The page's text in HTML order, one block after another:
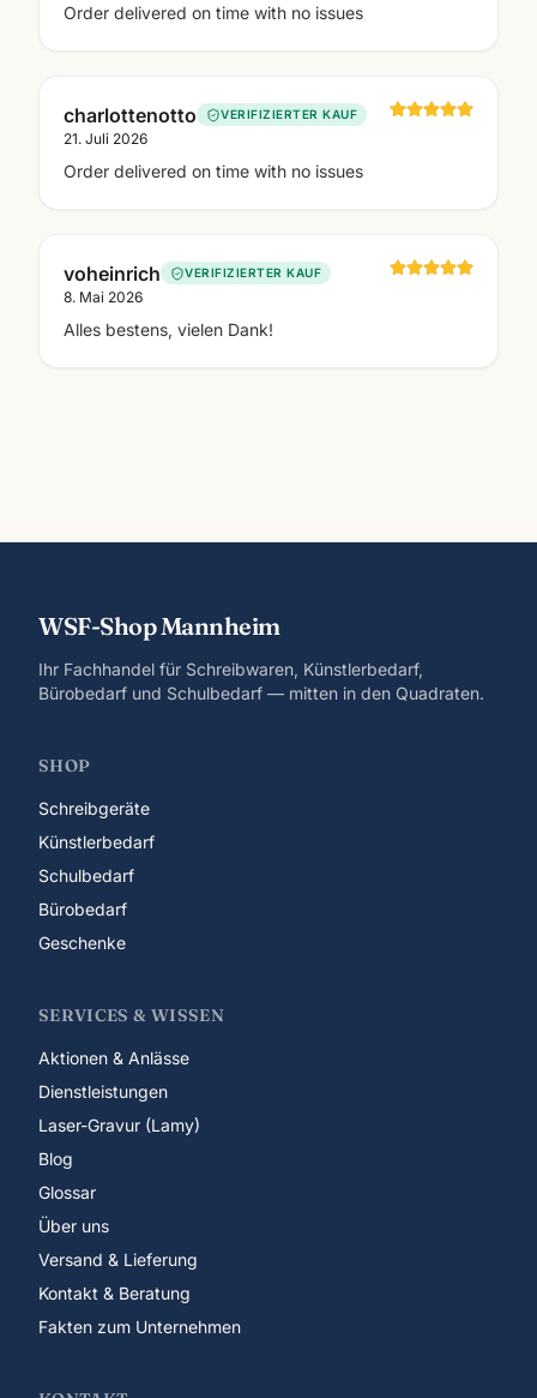
Order delivered on time with no issues
charlottenotto VERIFIZIERTER KAUF
21. Juli 2026
Order delivered on time with no issues
voheinrich VERIFIZIERTER KAUF
8. Mai 2026
Alles bestens, vielen Dank!
WSF-Shop Mannheim
Ihr Fachhandel für Schreibwaren, Künstlerbedarf,
Bürobedarf und Schulbedarf — mitten in den Quadraten.
SHOP
Schreibgeräte
Künstlerbedarf
Schulbedarf
Bürobedarf
Geschenke
SERVICES & WISSEN
Aktionen & Anlässe
Dienstleistungen
Laser-Gravur (Lamy)
Blog
Glossar
Über uns
Versand & Lieferung
Kontakt & Beratung
Fakten zum Unternehmen